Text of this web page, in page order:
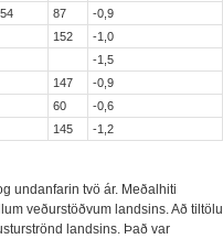
87
-0,9
152
-1,0
-1,5
147
-0,9
60
-0,6
145 -1,2
undanfarin tvö ár. Meðalhiti
veðurstöðvum landsins. Að tiltölu
landsins. Það var